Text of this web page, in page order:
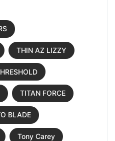
THIN AZ LIZZY
TITAN FORCE
BLADE
Tony Carey